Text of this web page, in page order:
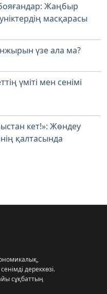
Жаңбыр
масқарасы
үзе ала ма?
үміті мен сенімі
кет!»: Жөндеу
қалтасында
дереккөзі.
сұқбаттың